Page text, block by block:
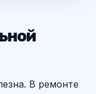
В ремонте